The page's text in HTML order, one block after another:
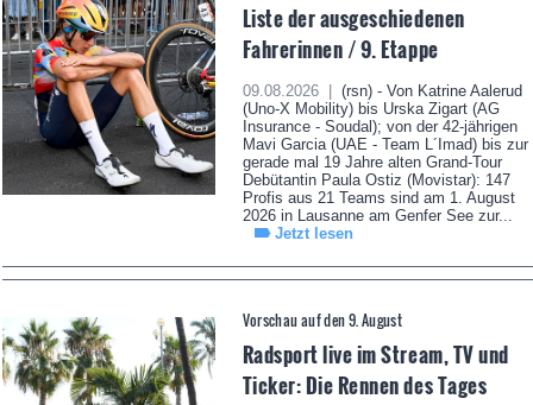
Liste der ausgeschiedenen
Fahrerinnen / 9. Etappe
09.08.2026 |
(rsn) - Von Katrine Aalerud
(Uno-X Mobility) bis Urska Zigart (AG
Insurance - Soudal); von der 42-jährigen
Mavi Garcia (UAE - Team L´Imad) bis zur
gerade mal 19 Jahre alten Grand-Tour
Debütantin Paula Ostiz (Movistar): 147
Profis aus 21 Teams sind am 1. August
2026 in Lausanne am Genfer See zur...
Jetzt lesen
Vorschau auf den 9. August
Radsport live im Stream, TV und
Ticker: Die Rennen des Tages